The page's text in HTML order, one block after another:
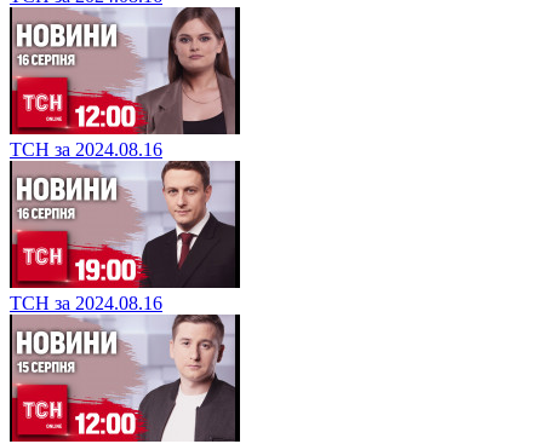
ТСН за 2024.08.16
ТСН за 2024.08.16